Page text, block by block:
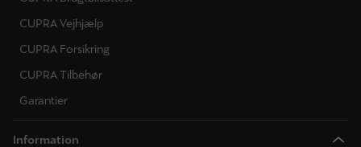
CUPRA Vejhjælp
CUPRA Forsikring
CUPRA Tilbehør
Garantier
Information